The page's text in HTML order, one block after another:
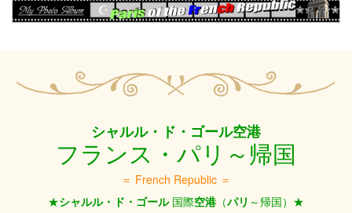
シャルル・ド・ゴール空港
フランス・パリ～帰国
＝ French Republic ＝
★シャルル・ド・ゴール国際空港 （パリ ～帰国）★